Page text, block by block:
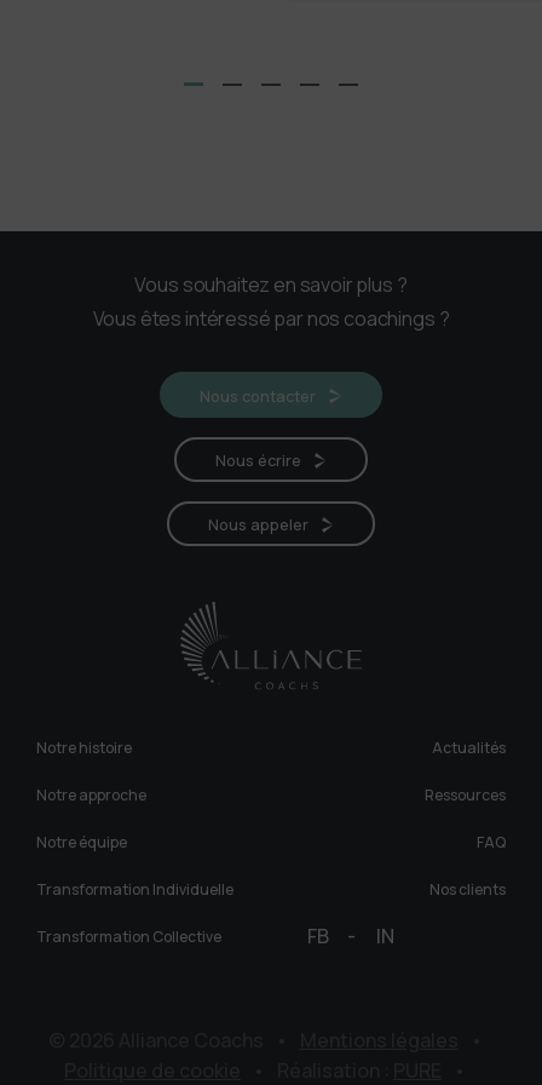
Notre histoire
Notre approche
Notre équipe
Transformation Individuelle
Transformation Collective
Actualités
Ressources
FAQ
Nos clients
FB - IN
Vous souhaitez en savoir plus ?
Vous êtes intéressé par nos coachings ?
Nous contacter
Nous écrire
Nous appeler